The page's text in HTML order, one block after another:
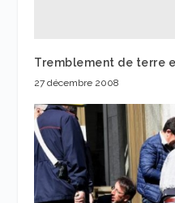
Tremblement de terre
27 décembre 2008